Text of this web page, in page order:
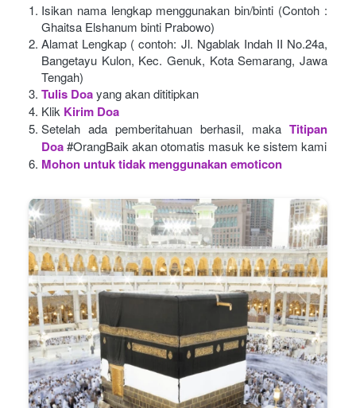
Isikan nama lengkap menggunakan bin/binti (Contoh :
Ghaitsa Elshanum binti Prabowo)
Alamat Lengkap ( contoh: Jl. Ngablak Indah II No.24a,
Bangetayu Kulon, Kec. Genuk, Kota Semarang, Jawa
Tengah)
Tulis Doayang akan dititipkan
Klik Kirim Doa
Setelah ada pemberitahuan berhasil, maka Titipan
Doa#OrangBaik akan otomatis masuk ke sistem kami
Mohon untuk tidak menggunakan emoticon